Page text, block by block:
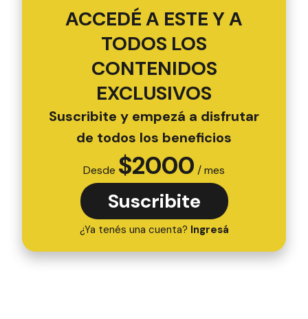
ACCEDÉ A ESTE Y A
TODOS LOS
CONTENIDOS
EXCLUSIVOS
Suscribite y empezá a disfrutar
de todos los beneficios
Desde $2000 / mes
Suscribite
¿Ya tenés una cuenta? Ingresá